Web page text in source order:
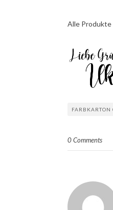
Alle Produkte
FARBKARTON
0 Comments